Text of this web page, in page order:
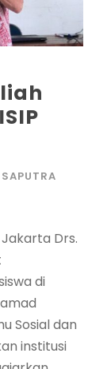
Drs.
di
Sosial dan
institusi